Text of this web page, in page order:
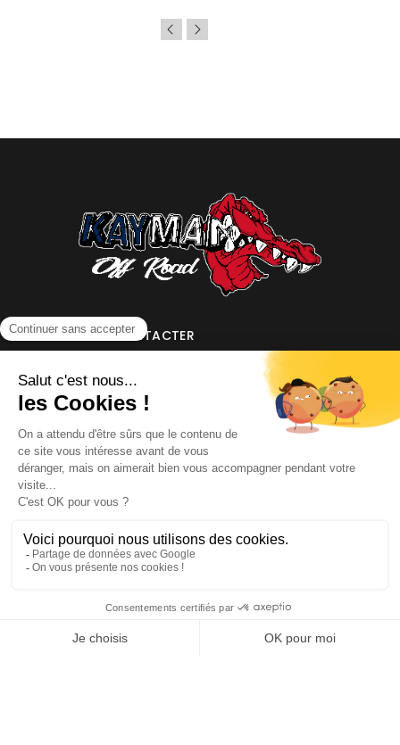
NOUS CONTACTER
INFORMATIONS
NOS PARTENAIRES
HORAIRES D'OUVERTURE
Création site ecommerce : SFIlMentions Légales